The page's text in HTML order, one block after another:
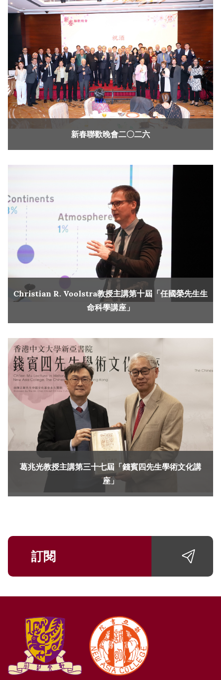
新春聯歡晚會二〇二六
Christian R. Voolstra教授主講第十屆「任國榮先生生
命科學講座」
葛兆光教授主講第三十七屆「錢賓四先生學術文化講
座」
訂閱